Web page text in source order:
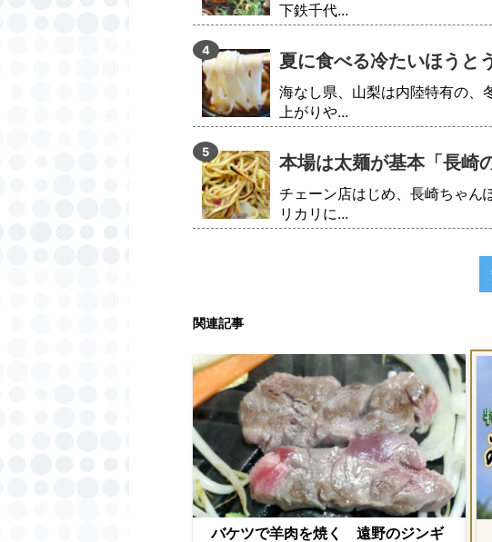
下鉄千代...
夏に食べる冷たいほうと
海なし県、山梨は内陸特有の、
上がりや...
本場は太麺が基本「長崎
チェーン店はじめ、長崎ちゃん
リカリに...
関連記事
バケツで羊肉を焼く 遠野のジンギ